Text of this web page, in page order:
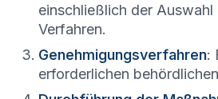
einschließlich der Auswahl
Verfahren.
Genehmigungsverfahren:
erforderlichen